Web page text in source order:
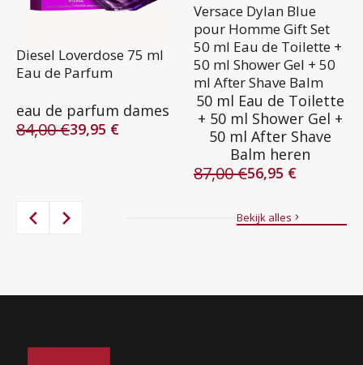
Diesel Loverdose 75 ml
Eau de Parfum
eau de parfum dames
84,00€
Oorspronkelijke
39,95 €
Huidige
Versace Dylan Blue
pour Homme Gift Set
50 ml Eau de Toilette +
50 ml Shower Gel + 50
ml After Shave Balm
50 ml Eau de Toilette
+ 50 ml Shower Gel +
50 ml After Shave
Balm heren
87,00€
Oorspronkelijke
56,95 €
Huidige
Bekijk alles